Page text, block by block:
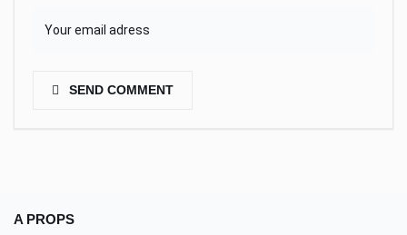
SEND COMMENT
A PROPS